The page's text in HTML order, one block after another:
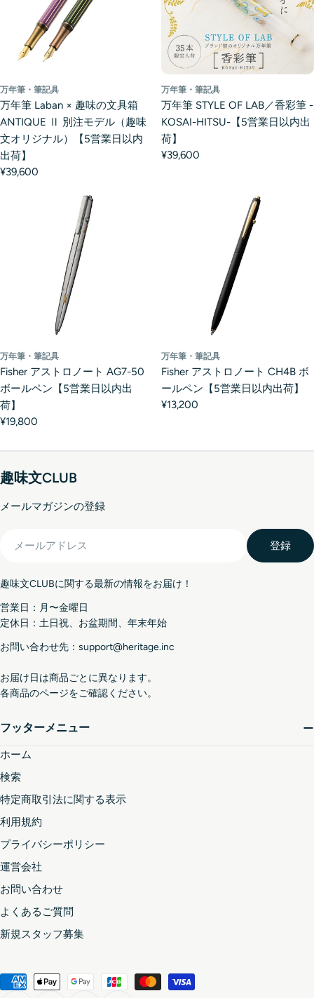
万年筆・筆記具
万年筆 Laban × 趣味の文具箱
ANTIQUE Ⅱ 別注モデル（趣味
文オリジナル）【5営業日以内
出荷】
¥39,600
万年筆・筆記具
万年筆 STYLE OF LAB／香彩筆 -
KOSAI-HITSU-【5営業日以内出
荷】
¥39,600
万年筆・筆記具
Fisher アストロノート AG7-50
ボールペン【5営業日以内出
荷】
¥19,800
万年筆・筆記具
Fisher アストロノート CH4B ボ
ールペン【5営業日以内出荷】
¥13,200
趣味文CLUB
メールマガジンの登録
ア
ド
レ
登録
趣味文CLUBに関する最新の情報をお届け！
営業日：月〜金曜日
定休日：土日祝、お盆期間、年末年始
お問い合わせ先：support@heritage.inc
お届け日は商品ごとに異なります。
各商品のページをご確認ください。
フッターメニュー
ホーム
検索
特定商取引法に関する表示
利用規約
プライバシーポリシー
運営会社
お問い合わせ
よくあるご質問
新規スタッフ募集